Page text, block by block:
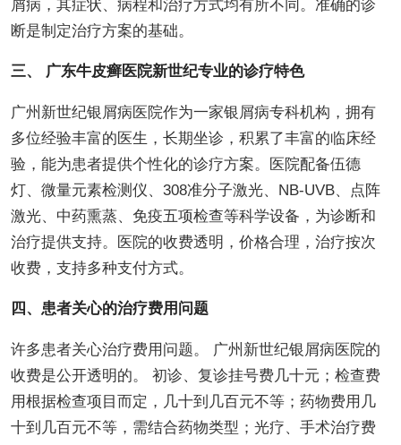
屑病，其症状、病程和治疗方式均有所不同。准确的诊
断是制定治疗方案的基础。
三、 广东牛皮癣医院新世纪专业的诊疗特色
广州新世纪银屑病医院作为一家银屑病专科机构，拥有
多位经验丰富的医生，长期坐诊，积累了丰富的临床经
验，能为患者提供个性化的诊疗方案。医院配备伍德
灯、微量元素检测仪、308准分子激光、NB-UVB、点阵
激光、中药熏蒸、免疫五项检查等科学设备，为诊断和
治疗提供支持。医院的收费透明，价格合理，治疗按次
收费，支持多种支付方式。
四、患者关心的治疗费用问题
许多患者关心治疗费用问题。 广州新世纪银屑病医院的
收费是公开透明的。 初诊、复诊挂号费几十元；检查费
用根据检查项目而定，几十到几百元不等；药物费用几
十到几百元不等，需结合药物类型；光疗、手术治疗费